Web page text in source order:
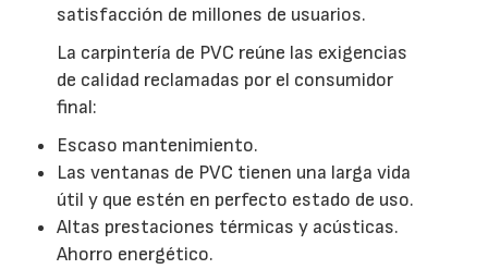
satisfacción de millones de usuarios.
La carpintería de PVC reúne las exigencias
de calidad reclamadas por el consumidor
final:
Escaso mantenimiento.
Las ventanas de PVC tienen una larga vida
útil y que estén en perfecto estado de uso.
Altas prestaciones térmicas y acústicas.
Ahorro energético.